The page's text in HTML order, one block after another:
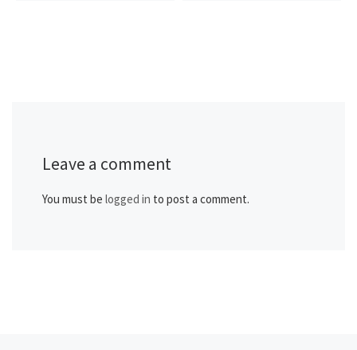
Leave a comment
You must be logged in to post a comment.